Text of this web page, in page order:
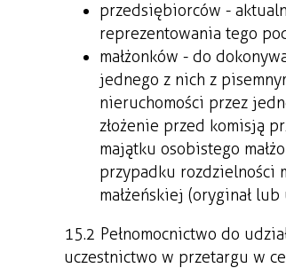
przedsiębiorców -
reprezentowania tego
małżonków - do
jednego z nich z
nieruchomości przez
złożenie przed komisją
majątku osobistego
przypadku rozdzielności
małżeńskiej (oryginał
15.2 Pełnomocnictwo do
uczestnictwo w przetargu w